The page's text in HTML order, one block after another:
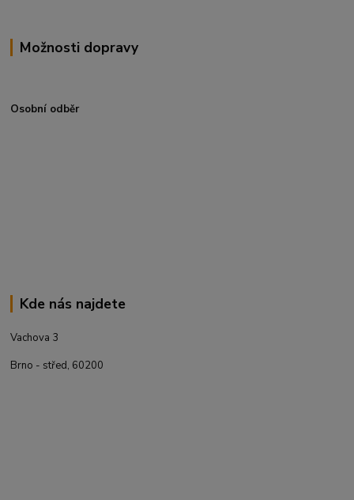
Možnosti dopravy
Osobní odběr
Kde nás najdete
Vachova 3
Brno - střed, 60200